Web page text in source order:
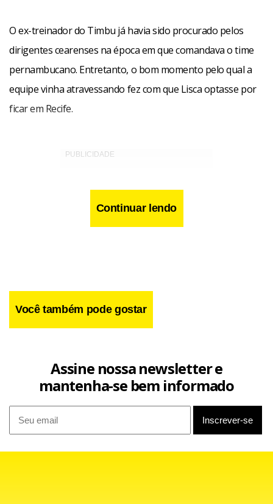
O ex-treinador do Timbu já havia sido procurado pelos
dirigentes cearenses na época em que comandava o time
pernambucano. Entretanto, o bom momento pelo qual a
equipe vinha atravessando fez com que Lisca optasse por
ficar em Recife.
Quem teve a responsabilidade de assumir o cargo deixado
conquistar o acesso na temporada passada com o Avaí,
não conseguiu tirar o Vozão da zona de rebaixamento da
Continuar lendo
Você também pode gostar
Assine nossa newsletter e
mantenha-se bem informado